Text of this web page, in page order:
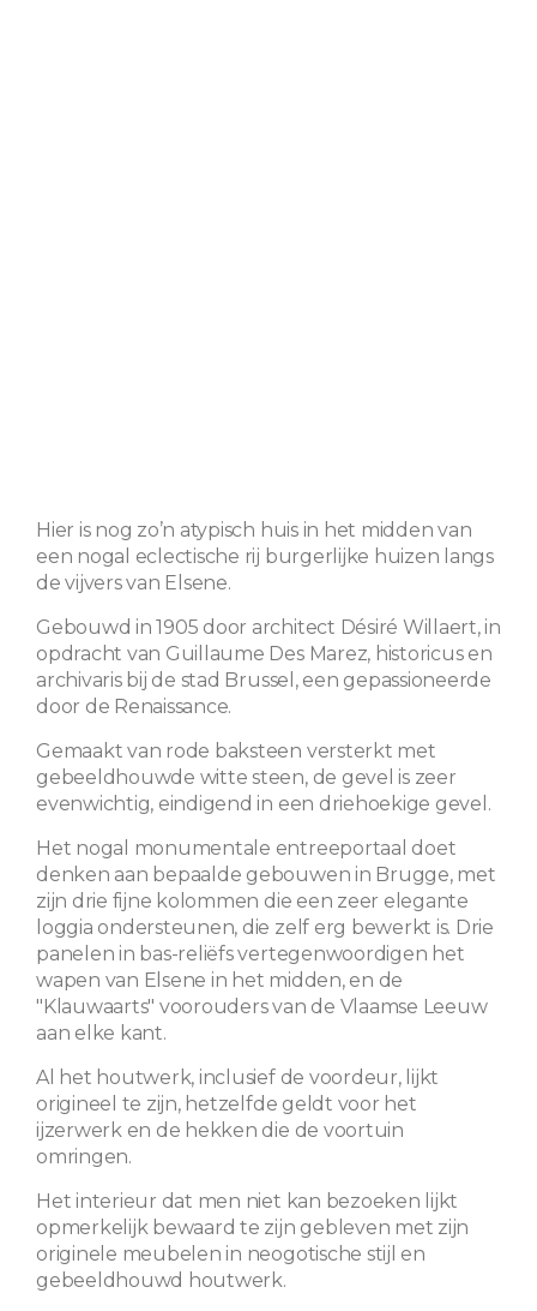
Hier is nog zo’n atypisch huis in het midden van
een nogal eclectische rij burgerlijke huizen langs
de vijvers van Elsene.
Gebouwd in 1905 door architect Désiré Willaert, in
opdracht van Guillaume Des Marez, historicus en
archivaris bij de stad Brussel, een gepassioneerde
door de Renaissance.
Gemaakt van rode baksteen versterkt met
gebeeldhouwde witte steen, de gevel is zeer
evenwichtig, eindigend in een driehoekige gevel.
Het nogal monumentale entreeportaal doet
denken aan bepaalde gebouwen in Brugge, met
zijn drie fijne kolommen die een zeer elegante
loggia ondersteunen, die zelf erg bewerkt is. Drie
panelen in bas-reliëfs vertegenwoordigen het
wapen van Elsene in het midden, en de
"Klauwaarts" voorouders van de Vlaamse Leeuw
aan elke kant.
Al het houtwerk, inclusief de voordeur, lijkt
origineel te zijn, hetzelfde geldt voor het
ijzerwerk en de hekken die de voortuin
omringen.
Het interieur dat men niet kan bezoeken lijkt
opmerkelijk bewaard te zijn gebleven met zijn
originele meubelen in neogotische stijl en
gebeeldhouwd houtwerk.